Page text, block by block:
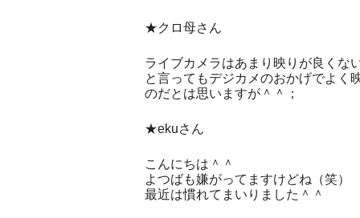
★クロ母さん
ライブカメラはあまり映りが良くな
と言ってもデジカメのおかげでよく
のだとは思いますが＾＾；
★ekuさん
こんにちは＾＾
よつばも嫌がってますけどね（笑）
最近は慣れてまいりました＾＾